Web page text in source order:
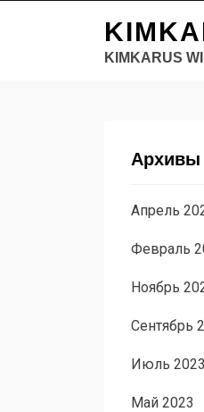
KIMKARUS
Архивы
Апрель
Февраль
Ноябрь
Сентябрь
Июль 2023
Май 2023